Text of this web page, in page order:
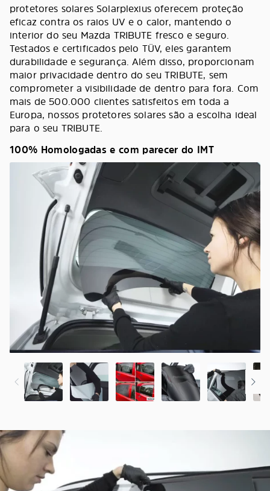
protetores solares Solarplexius oferecem proteção
eficaz contra os raios UV e o calor, mantendo o
interior do seu Mazda TRIBUTE fresco e seguro.
Testados e certificados pelo TÜV, eles garantem
durabilidade e segurança. Além disso, proporcionam
maior privacidade dentro do seu TRIBUTE, sem
comprometer a visibilidade de dentro para fora. Com
mais de 500.000 clientes satisfeitos em toda a
Europa, nossos protetores solares são a escolha ideal
para o seu TRIBUTE.
100% Homologadas e com parecer do IMT